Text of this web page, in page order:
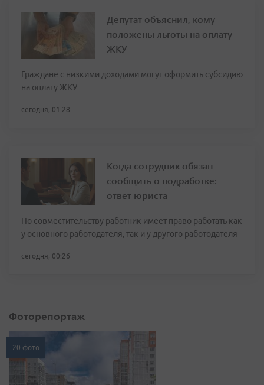
Депутат объяснил, кому
положены льготы на оплату
ЖКУ
Граждане с низкими доходами могут оформить субсидию
на оплату ЖКУ
сегодня, 01:28
Когда сотрудник обязан
сообщить о подработке:
ответ юриста
По совместительству работник имеет право работать как
у основного работодателя, так и у другого работодателя
сегодня, 00:26
Фоторепортаж
20 фото